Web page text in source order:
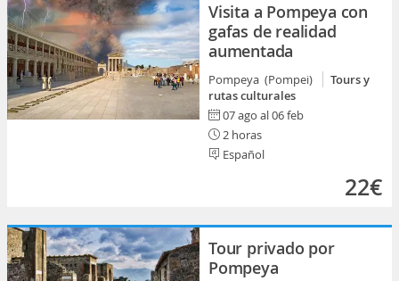
Visita a Pompeya con
gafas de realidad
aumentada
Pompeya (Pompei)
Tours y
rutas culturales
07 ago al 06 feb
2 horas
Español
22€
Tour privado por
Pompeya